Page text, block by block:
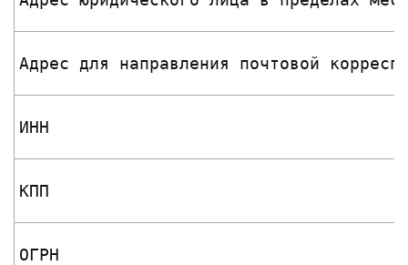
Адрес для направления почтовой
ИНН
КПП
ОГРН